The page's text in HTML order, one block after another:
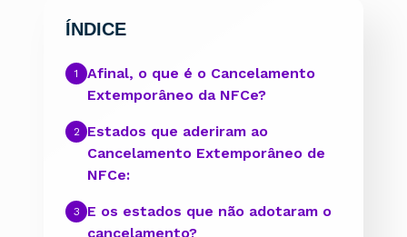
ÍNDICE
Afinal, o que é o Cancelamento
Extemporâneo da NFCe?
Estados que aderiram ao
Cancelamento Extemporâneo de
NFCe:
E os estados que não adotaram o
cancelamento?